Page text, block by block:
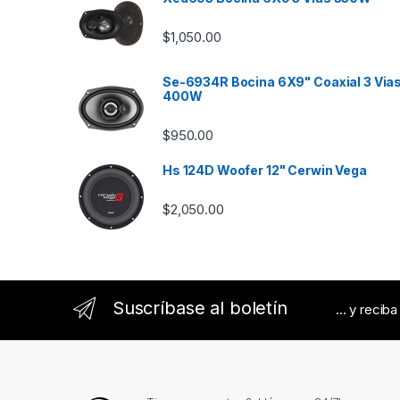
l
$1,050.00
Se-6934R Bocina 6X9" Coaxial 3 Vias
400W
$950.00
Hs 124D Woofer 12" Cerwin Vega
$2,050.00
Suscríbase al boletín ... y reciba